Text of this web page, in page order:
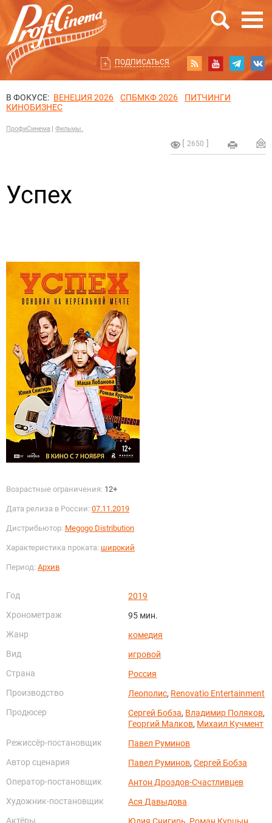
ПОДПИСАТЬСЯ
В ФОКУСЕ: ВЕНЕЦИЯ 2026 СПБМКФ 2026
ПИТЧИНГИ
КИНОБИЗНЕС
ПрофиСинема Фильмы.
2650
Успех
Возрастные ограничения: 12+
Дата релиза в России: 07.11.2019
Дистрибьютор: Megogo Distribution
Характеристика проката: широкий
Период: Архив
Год
2019
Хронометраж
95 мин.
Жанр
комедия
Вид
игровой
Страна
Россия
Производство
Леополис, Renovatio Entertainment
Продюсер
Сергей Бобза, Владимир Поляков,
Георгий Малков, Михаил Кучмент
Режиссёр-постановщик
Павел Руминов
Автор сценария
Павел Руминов,Сергей Бобза
Оператор-постановщик
Антон Дроздов-Счастливцев
Художник-постановщик
Ася Давыдова
Актёры
Юлия Снигирь, Роман Курцын,